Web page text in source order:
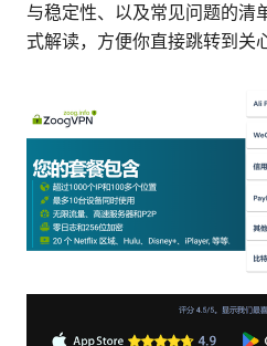
与稳定性、以及常见问题的清
式解读，方便你直接跳转到关